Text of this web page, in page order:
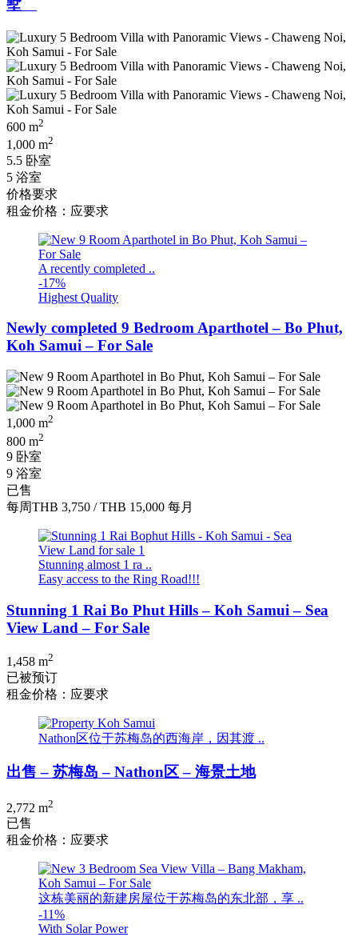
墅
600 m2
1,000 m2
5.5 卧室
5 浴室
价格要求
租金价格：应要求
A recently completed ..
-17%
Highest Quality
Newly completed 9 Bedroom Aparthotel – Bo Phut,
Koh Samui – For Sale
1,000 m2
800 m2
9 卧室
9 浴室
已售
每周THB 3,750 /THB 15,000 每月
Stunning almost 1 ra ..
Easy access to the Ring Road!!!
Stunning 1 Rai Bo Phut Hills – Koh Samui – Sea
View Land – For Sale
1,458 m2
已被预订
租金价格：应要求
Nathon区位于苏梅岛的西海岸，因其渡 ..
出售 – 苏梅岛 – Nathon区 – 海景土地
2,772 m2
已售
租金价格：应要求
这栋美丽的新建房屋位于苏梅岛的东北部，享 ..
-11%
With Solar Power